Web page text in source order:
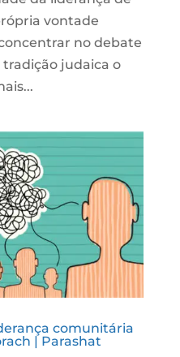
vontade
no debate
tradição judaica o
comunitária
| Parashat